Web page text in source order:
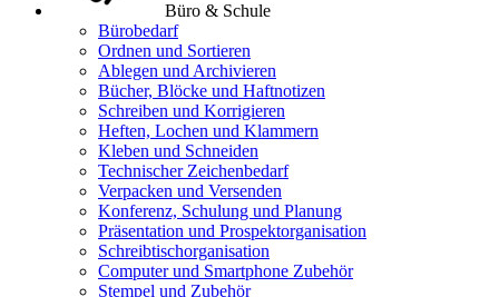
Büro & Schule
Bürobedarf
Ordnen und Sortieren
Ablegen und Archivieren
Bücher, Blöcke und Haftnotizen
Schreiben und Korrigieren
Heften, Lochen und Klammern
Kleben und Schneiden
Technischer Zeichenbedarf
Verpacken und Versenden
Konferenz, Schulung und Planung
Präsentation und Prospektorganisation
Schreibtischorganisation
Computer und Smartphone Zubehör
Stempel und Zubehör